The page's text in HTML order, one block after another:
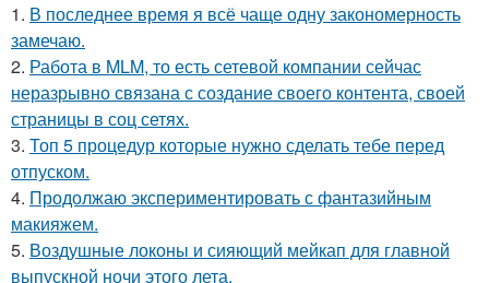
1. В последнее время я всё чаще одну закономерность
замечаю.
2. Работа в MLM, то есть сетевой компании сейчас
неразрывно связана с создание своего контента, своей
страницы в соц сетях.
3. Топ 5 процедур которые нужно сделать тебе перед
отпуском.
4. Продолжаю экспериментировать с фантазийным
макияжем.
5. Воздушные локоны и сияющий мейкап для главной
выпускной ночи этого лета.